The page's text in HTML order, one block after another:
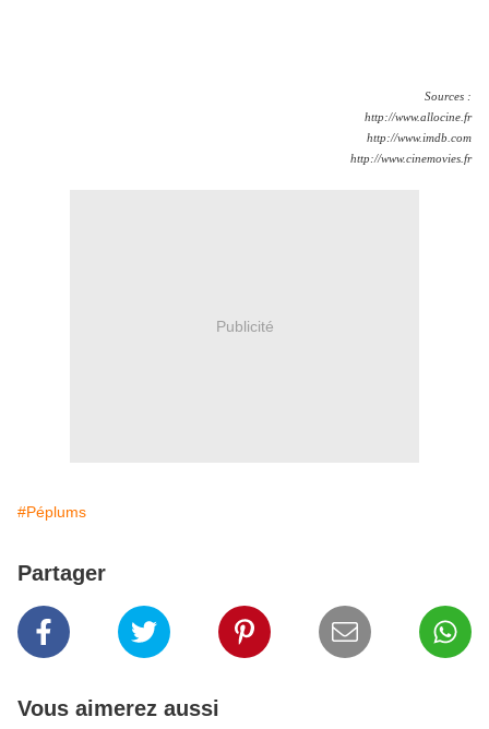
Sources :
http://www.allocine.fr
http://www.imdb.com
http://www.cinemovies.fr
Publicité
#Péplums
Partager
Vous aimerez aussi